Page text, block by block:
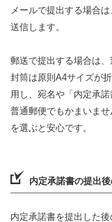
メールで提出する場合
送信します。
郵送で提出する場合は、
封筒は原則A4サイズが
用し、宛名や「内定承
普通郵便でもかまいま
を選ぶと安心です。
内定承諾書の提出
内定承諾書を提出した